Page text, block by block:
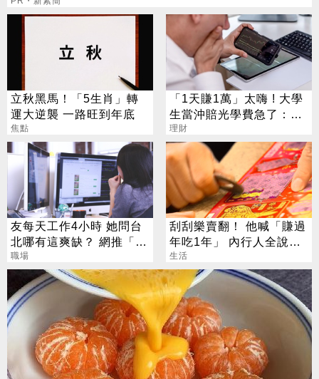
立秋黑馬！「5生肖」轉
運大逆襲 一路旺到年底
焦點
「1天賺1萬」太嗨 ! 大學
生當沖賠光學費急了：不
敢跟媽說
理財
友每天工作4小時 她問台
北哪有這爽缺？ 網推「這
一類」：1天只做10分鐘
職場
刮刮樂賣翻！ 他喊「賺過
年吃1年」 內行人全說
了：生存不易
生活